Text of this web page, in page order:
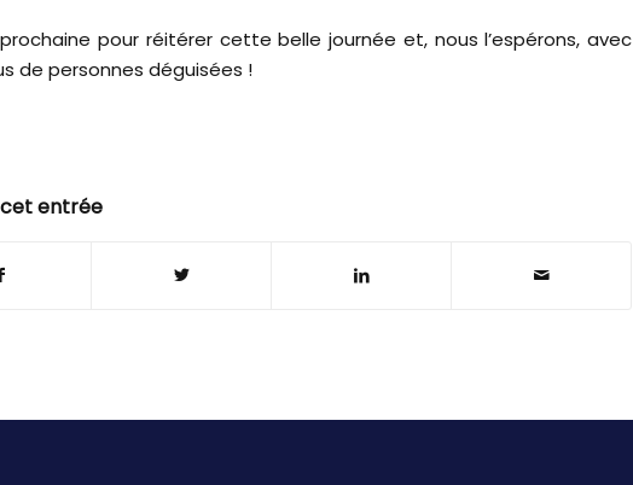
prochaine pour réitérer cette belle journée et, nous l’espérons, avec
de personnes déguisées !
entrée